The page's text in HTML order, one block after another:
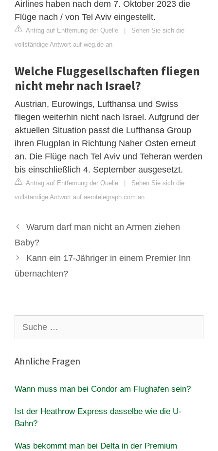
Airlines haben nach dem 7. Oktober 2023 die
Flüge nach / von Tel Aviv eingestellt.
Antrag auf Entfernung der Quelle | Sehen Sie sich die
vollständige Antwort auf weg.de an
Welche Fluggesellschaften fliegen
nicht mehr nach Israel?
Austrian, Eurowings, Lufthansa und Swiss
fliegen weiterhin nicht nach Israel. Aufgrund der
aktuellen Situation passt die Lufthansa Group
ihren Flugplan in Richtung Naher Osten erneut
an. Die Flüge nach Tel Aviv und Teheran werden
bis einschließlich 4. September ausgesetzt.
Antrag auf Entfernung der Quelle | Sehen Sie sich die
vollständige Antwort auf aerotelegraph.com an
Warum darf man nicht an Armen ziehen
Baby?
Kann ein 17-Jähriger in einem Premier Inn
übernachten?
nach:
Ähnliche Fragen
Wann muss man bei Condor am Flughafen sein?
Ist der Heathrow Express dasselbe wie die U-
Bahn?
Was bekommt man bei Delta in der Premium